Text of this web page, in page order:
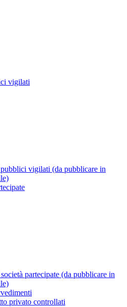
vigilati
vigilati (da pubblicare in
partecipate (da pubblicare in
privato controllati